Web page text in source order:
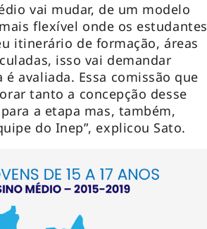
vai mudar, de um modelo
flexível onde os estudantes
itinerário de formação, áreas
isso vai demandar
avaliada. Essa comissão que
tanto a concepção desse
a etapa mas, também,
do Inep”, explicou Sato.